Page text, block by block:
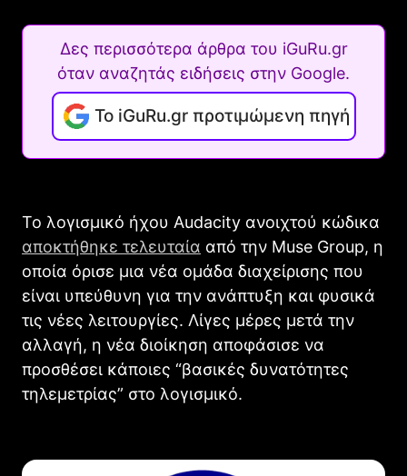
Δες περισσότερα άρθρα του iGuRu.gr
όταν αναζητάς ειδήσεις στην Google.
Το iGuRu.gr προτιμώμενη πηγή
Το λογισμικό ήχου Audacity ανοιχτού κώδικα
αποκτήθηκε τελευταία από την Muse Group, η
οποία όρισε μια νέα ομάδα διαχείρισης που
είναι υπεύθυνη για την ανάπτυξη και φυσικά
τις νέες λειτουργίες. Λίγες μέρες μετά την
αλλαγή, η νέα διοίκηση αποφάσισε να
προσθέσει κάποιες “βασικές δυνατότητες
τηλεμετρίας” στο λογισμικό.